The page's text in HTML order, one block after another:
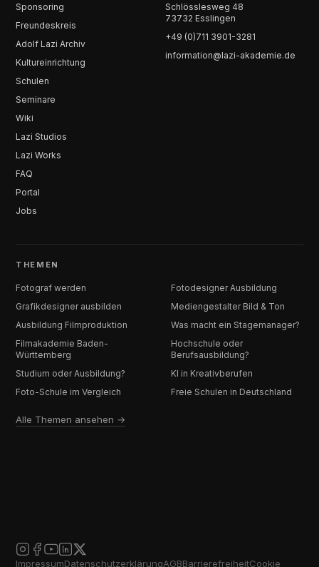
Sponsoring
Freundeskreis
Adolf Lazi Archiv
Kultureinrichtung
Schulen
Seminare
Wiki
Lazi Studios
Lazi Works
FAQ
Portal
Jobs
Schlösslesweg 48
73732 Esslingen
+49 (0)711 3901-3281
information@lazi-akademie.de
THEMEN
Fotograf werden
Fotodesigner Ausbildung
Grafikdesigner ausbilden
Mediengestalter Bild & Ton
Ausbildung Filmproduktion
Was macht ein Stagemanager?
Filmakademie Baden-
Württemberg
Hochschule oder
Berufsausbildung?
Studium oder Ausbildung?
KI in Kreativberufen
Foto-Schule im Vergleich
Freie Schulen in Deutschland
Alle Themen ansehen →
ImpressumDatenschutzerklärungAGBBarrierefreiheitCookie